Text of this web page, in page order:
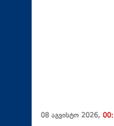
08 აგვისტო 2026,